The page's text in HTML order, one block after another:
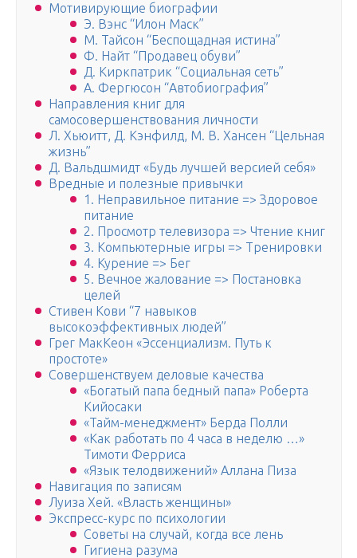
Мотивирующие биографии
Э. Вэнс “Илон Маск”
М. Тайсон “Беспощадная истина”
Ф. Найт “Продавец обуви”
Д. Киркпатрик “Социальная сеть”
А. Фергюсон “Автобиография”
Направления книг для
самосовершенствования личности
Л. Хьюитт, Д. Кэнфилд, М. В. Хансен “Цельная
жизнь”
Д. Вальдшмидт «Будь лучшей версией себя»
Вредные и полезные привычки
1. Неправильное питание => Здоровое
питание
2. Просмотр телевизора => Чтение книг
3. Компьютерные игры => Тренировки
4. Курение => Бег
5. Вечное жалование => Постановка
целей
Стивен Кови “7 навыков
высокоэффективных людей”
Грег МакКеон «Эссенциализм. Путь к
простоте»
Совершенствуем деловые качества
«Богатый папа бедный папа» Роберта
Кийосаки
«Тайм-менеджмент» Берда Полли
«Как работать по 4 часа в неделю …»
Тимоти Ферриса
«Язык телодвижений» Аллана Пиза
Навигация по записям
Луиза Хей. «Власть женщины»
Экспресс-курс по психологии
Советы на случай, когда все лень
Гигиена разума